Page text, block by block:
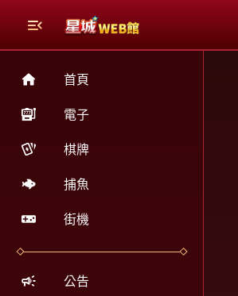
首頁
電子
棋牌
捕魚
街機
公告